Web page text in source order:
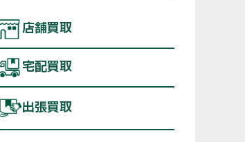
店舗買取
宅配買取
出張買取